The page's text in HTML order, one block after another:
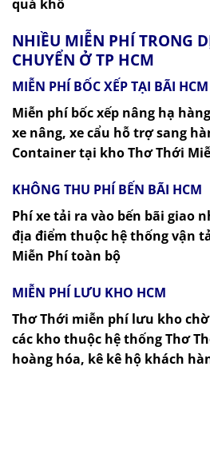
quá khổ
NHIỀU MIỄN PHÍTRONG
CHUYỂN Ở TP HCM
MIỄN PHÍ BỐC XẾP TẠI BÃI HCM
Miễn phí bốc xếp nâng hạ
xe nâng, xe cẩu hỗ trợ sang
Container tại kho Thơ Thới
KHÔNG THU PHÍ BẾN BÃI HCM
Phí xe tải ra vào bến bãi giao
địa điểm thuộc hệ thống vận
Miễn Phí toàn bộ
MIỄN PHÍ LƯU KHO HCM
Thơ Thới miễn phí lưu kho
các kho thuộc hệ thống Thơ
hoàng hóa, kê kê hộ khách